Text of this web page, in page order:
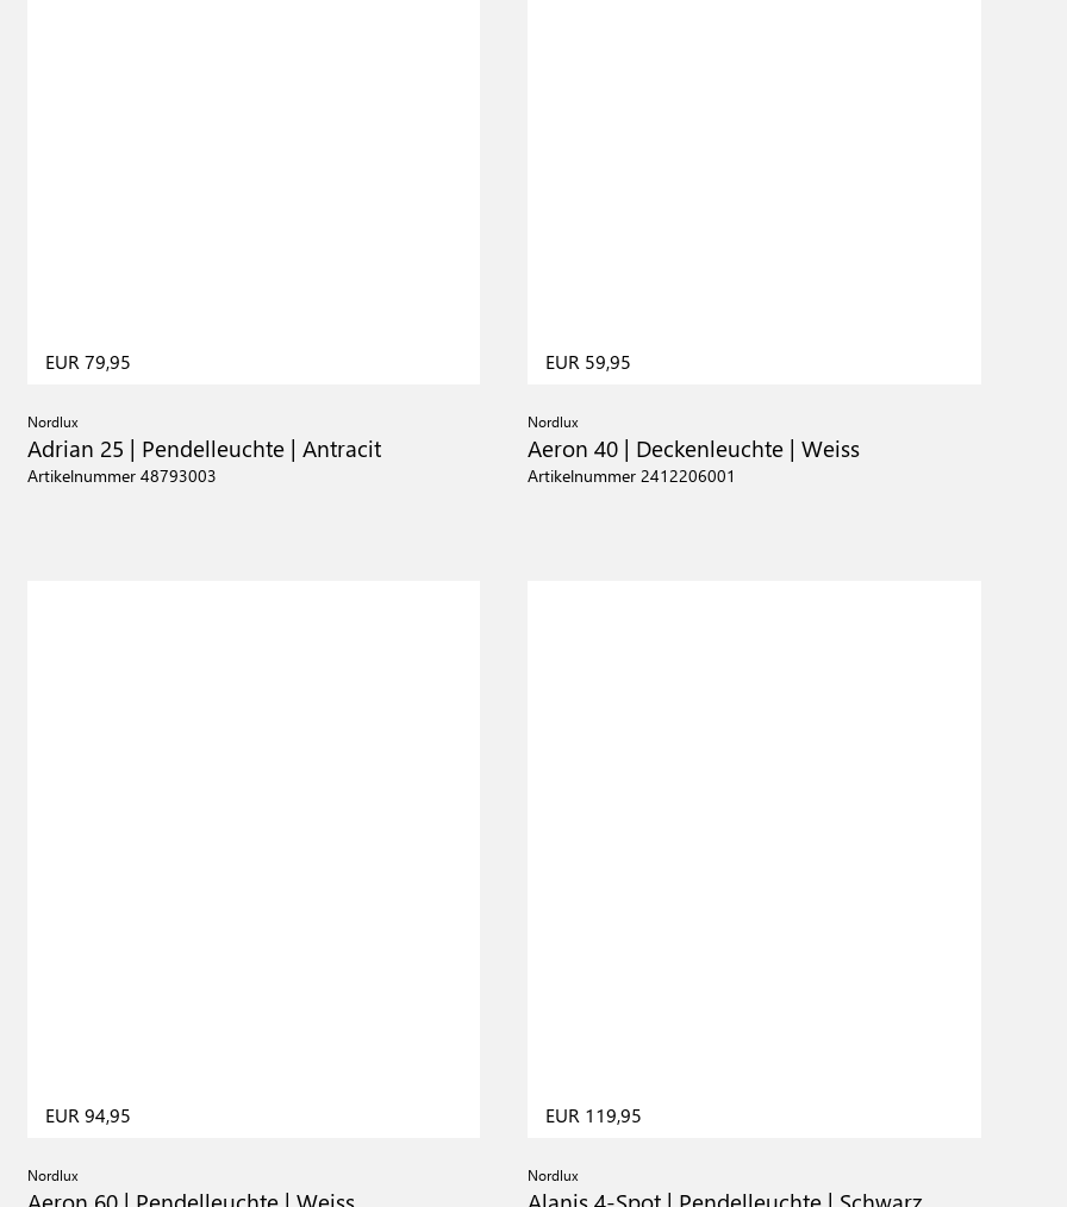
EUR 79,95
Nordlux
Adrian 25 | Pendelleuchte | Antracit
Artikelnummer 48793003
EUR 59,95
Nordlux
Aeron 40 | Deckenleuchte | Weiss
Artikelnummer 2412206001
EUR 94,95
Nordlux
EUR 119,95
Nordlux